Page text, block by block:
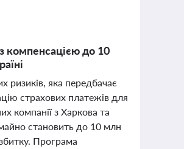
компенсацією до 10
ризиків, яка передбачає
страхових платежів для
компанії з Харкова та
становить до 10 млн
Програма